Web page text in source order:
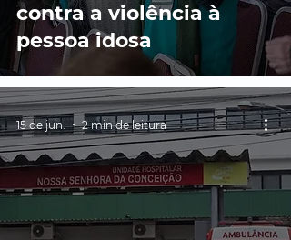
contra a violência à
pessoa idosa
15 de jun. 2 min de leitura